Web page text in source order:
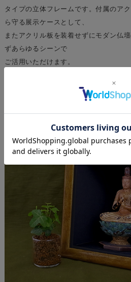
タイプの立体フレームです。付属のア
ら守る展示ケースとして、
またアクリル板を装着せずにモダン仏
ずあらゆるシーンで
ご活用いただけます。